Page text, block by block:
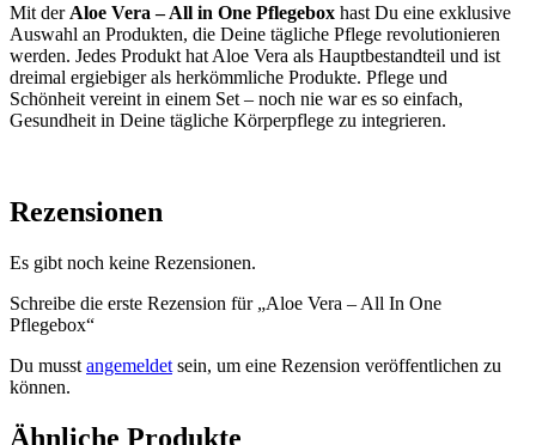
Mit der Aloe Vera – All in One Pflegebox hast Du eine exklusive
Auswahl an Produkten, die Deine tägliche Pflege revolutionieren
werden. Jedes Produkt hat Aloe Vera als Hauptbestandteil und ist
dreimal ergiebiger als herkömmliche Produkte. Pflege und
Schönheit vereint in einem Set – noch nie war es so einfach,
Gesundheit in Deine tägliche Körperpflege zu integrieren.
Rezensionen
Es gibt noch keine Rezensionen.
Schreibe die erste Rezension für „Aloe Vera – All In One
Pflegebox“
Du musst angemeldet sein, um eine Rezension veröffentlichen zu
können.
Ähnliche Produkte